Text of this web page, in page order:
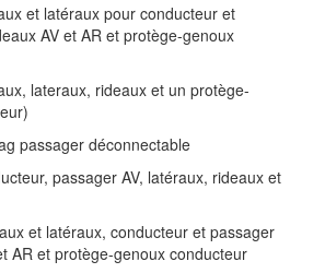
et latéraux pour conducteur et
AV et AR et protège-genoux
lateraux, rideaux et un protège-
passager déconnectable
passager AV, latéraux, rideaux et
et latéraux, conducteur et passager
AR et protège-genoux conducteur